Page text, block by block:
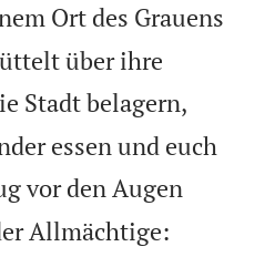
Ort des Grauens
über ihre
Stadt belagern,
essen und euch
vor den Augen
Allmächtige: